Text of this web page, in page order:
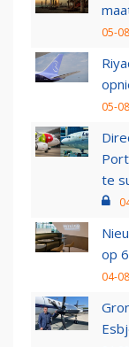
05-
05-
te
op
04-